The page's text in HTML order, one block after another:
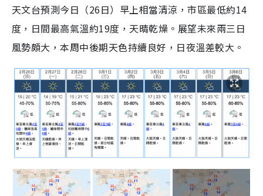
天文台預測今日（26日）早上相當清涼，市區最低約14
度，日間最高氣溫約19度，天晴乾燥。展望未來兩三日
風勢頗大，本周中後期天色持續良好，日夜溫差較大。